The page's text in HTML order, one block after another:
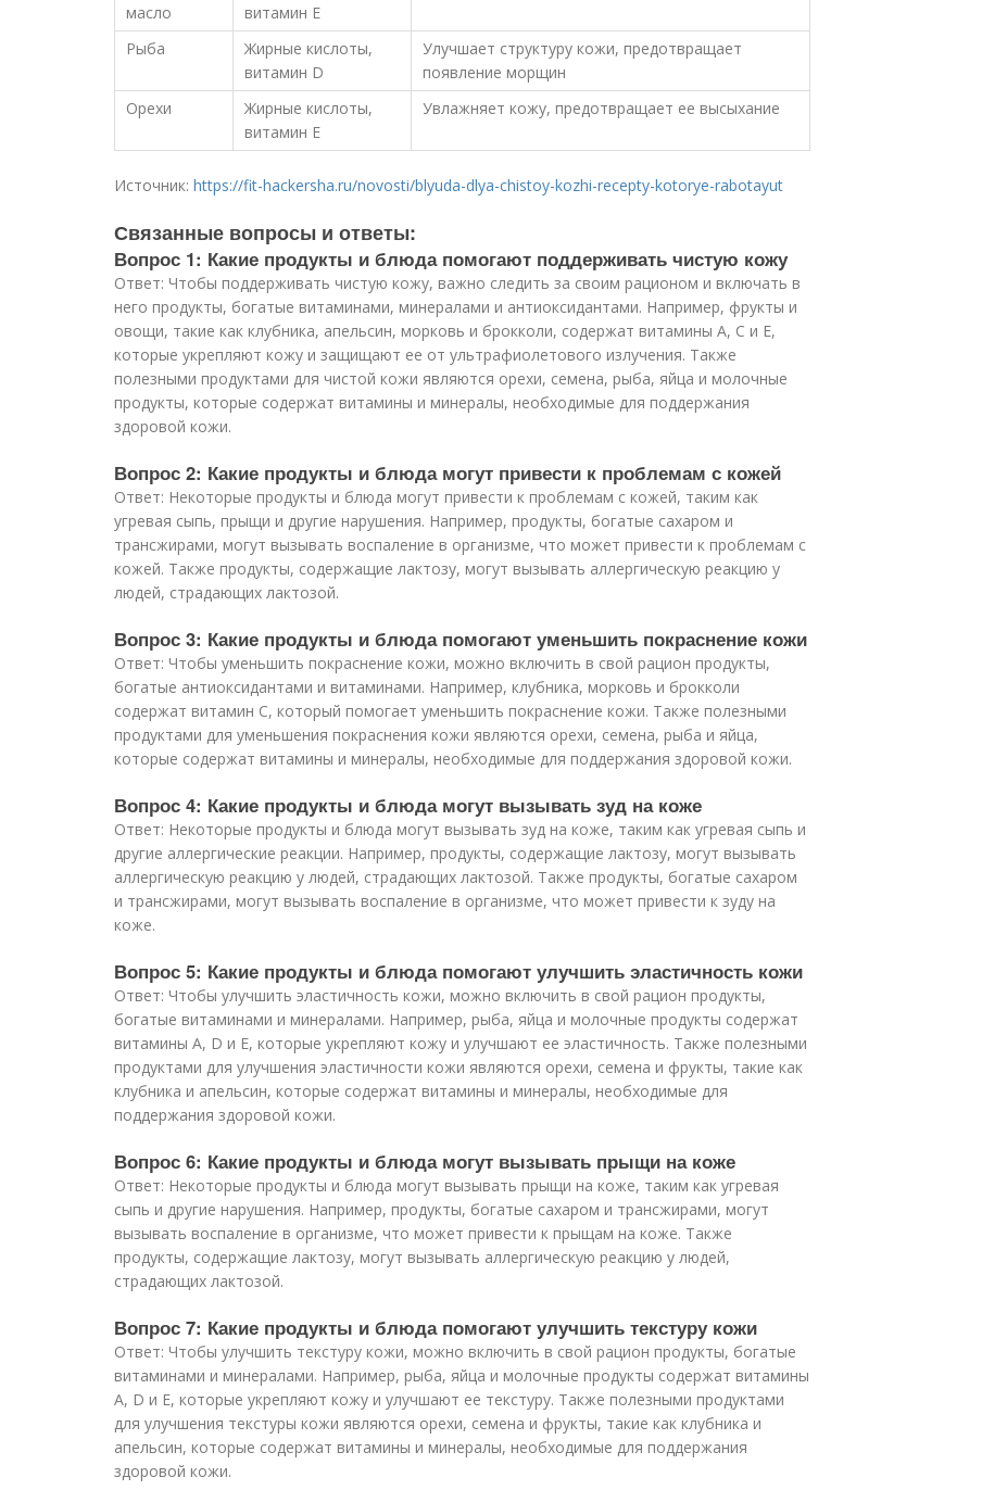
масло
витамин Е
Рыба
Жирные кислоты,
витамин D
Улучшает структуру кожи, предотвращает
появление морщин
Орехи
Жирные кислоты,
витамин Е
Увлажняет кожу, предотвращает ее высыхание
Источник: https://fit-hackersha.ru/novosti/blyuda-dlya-chistoy-kozhi-recepty-kotorye-rabotayut
Связанные вопросы и ответы:
Вопрос 1: Какие продукты и блюда помогают поддерживать чистую кожу
Ответ: Чтобы поддерживать чистую кожу, важно следить за своим рационом и включать в
него продукты, богатые витаминами, минералами и антиоксидантами. Например, фрукты и
овощи, такие как клубника, апельсин, морковь и брокколи, содержат витамины А, С и Е,
которые укрепляют кожу и защищают ее от ультрафиолетового излучения. Также
полезными продуктами для чистой кожи являются орехи, семена, рыба, яйца и молочные
продукты, которые содержат витамины и минералы, необходимые для поддержания
здоровой кожи.
Вопрос 2: Какие продукты и блюда могут привести к проблемам с кожей
Ответ: Некоторые продукты и блюда могут привести к проблемам с кожей, таким как
угревая сыпь, прыщи и другие нарушения. Например, продукты, богатые сахаром и
трансжирами, могут вызывать воспаление в организме, что может привести к проблемам с
кожей. Также продукты, содержащие лактозу, могут вызывать аллергическую реакцию у
людей, страдающих лактозой.
Вопрос 3: Какие продукты и блюда помогают уменьшить покраснение кожи
Ответ: Чтобы уменьшить покраснение кожи, можно включить в свой рацион продукты,
богатые антиоксидантами и витаминами. Например, клубника, морковь и брокколи
содержат витамин С, который помогает уменьшить покраснение кожи. Также полезными
продуктами для уменьшения покраснения кожи являются орехи, семена, рыба и яйца,
которые содержат витамины и минералы, необходимые для поддержания здоровой кожи.
Вопрос 4: Какие продукты и блюда могут вызывать зуд на коже
Ответ: Некоторые продукты и блюда могут вызывать зуд на коже, таким как угревая сыпь и
другие аллергические реакции. Например, продукты, содержащие лактозу, могут вызывать
аллергическую реакцию у людей, страдающих лактозой. Также продукты, богатые сахаром
и трансжирами, могут вызывать воспаление в организме, что может привести к зуду на
коже.
Вопрос 5: Какие продукты и блюда помогают улучшить эластичность кожи
Ответ: Чтобы улучшить эластичность кожи, можно включить в свой рацион продукты,
богатые витаминами и минералами. Например, рыба, яйца и молочные продукты содержат
витамины А, D и Е, которые укрепляют кожу и улучшают ее эластичность. Также полезными
продуктами для улучшения эластичности кожи являются орехи, семена и фрукты, такие как
клубника и апельсин, которые содержат витамины и минералы, необходимые для
поддержания здоровой кожи.
Вопрос 6: Какие продукты и блюда могут вызывать прыщи на коже
Ответ: Некоторые продукты и блюда могут вызывать прыщи на коже, таким как угревая
сыпь и другие нарушения. Например, продукты, богатые сахаром и трансжирами, могут
вызывать воспаление в организме, что может привести к прыщам на коже. Также
продукты, содержащие лактозу, могут вызывать аллергическую реакцию у людей,
страдающих лактозой.
Вопрос 7: Какие продукты и блюда помогают улучшить текстуру кожи
Ответ: Чтобы улучшить текстуру кожи, можно включить в свой рацион продукты, богатые
витаминами и минералами. Например, рыба, яйца и молочные продукты содержат витамины
А, D и Е, которые укрепляют кожу и улучшают ее текстуру. Также полезными продуктами
для улучшения текстуры кожи являются орехи, семена и фрукты, такие как клубника и
апельсин, которые содержат витамины и минералы, необходимые для поддержания
здоровой кожи.